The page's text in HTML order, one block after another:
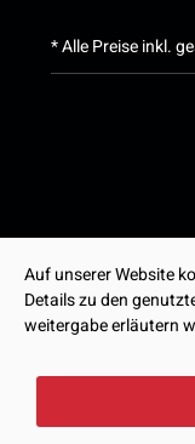
* Alle Preise inkl.
Auf unserer Website
Details zu den
weitergabe erläutern